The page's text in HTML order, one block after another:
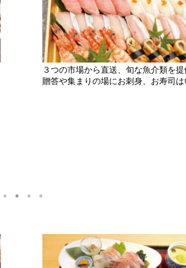
３つの市場から直送、旬な魚介類を提
贈答や集まりの場にお刺身、お寿司